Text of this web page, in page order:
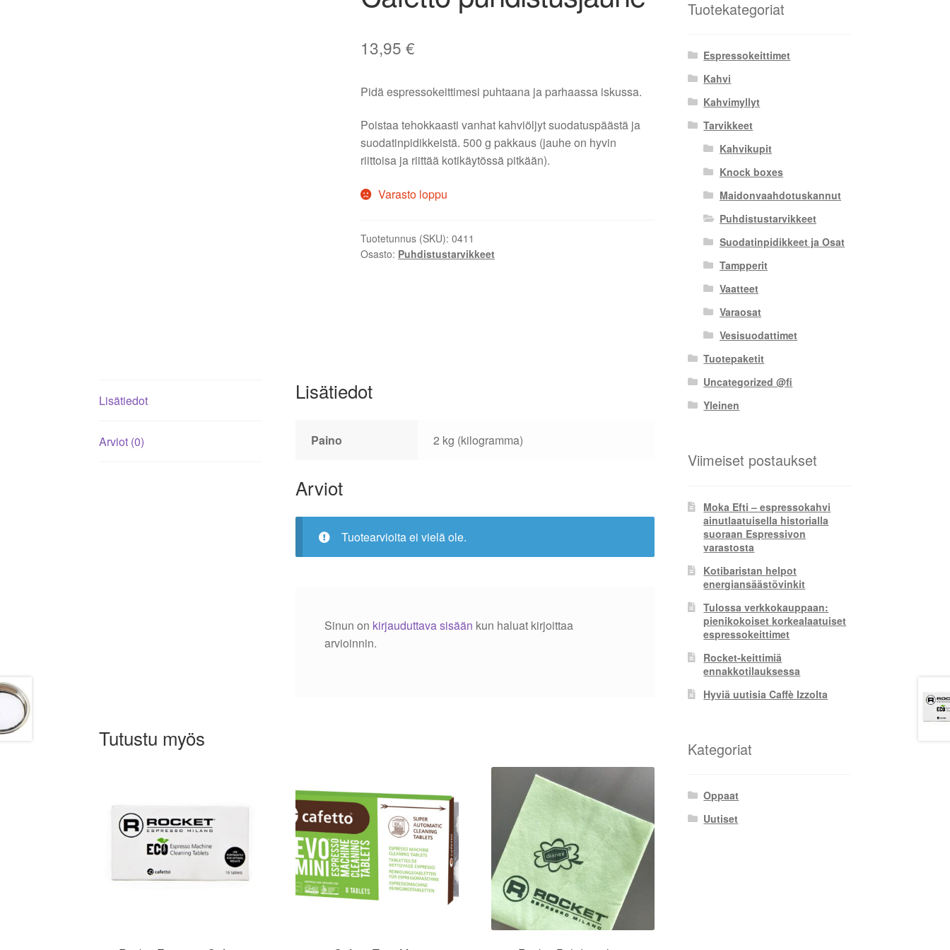
13,95€
Pidä espressokeittimesi puhtaana ja parhaassa iskussa.
Poistaa tehokkaasti vanhat kahviöljyt suodatuspäästä ja
suodatinpidikkeistä. 500 g pakkaus (jauhe on hyvin
riittoisa ja riittää kotikäytössä pitkään).
Varasto loppu
Tuotetunnus (SKU):0411
Osasto: Puhdistustarvikkeet
Lisätiedot
Arviot (0)
Lisätiedot
Paino 2 kg (kilogramma)
Arviot
Tuotearvioita ei vielä ole.
Sinun on kirjauduttava sisään kun haluat kirjoittaa
arvioinnin.
Tutustu myös
Tuotekategoriat
Espressokeittimet
Kahvi
Kahvimyllyt
Tarvikkeet
Kahvikupit
Knock boxes
Maidonvaahdotuskannut
Puhdistustarvikkeet
Suodatinpidikkeet ja Osat
Tampperit
Vaatteet
Varaosat
Vesisuodattimet
Tuotepaketit
Uncategorized @fi
Yleinen
Viimeiset postaukset
Moka Efti – espressokahvi
ainutlaatuisella historialla
suoraan Espressivon
varastosta
Kotibaristan helpot
energiansäästövinkit
Tulossa verkkokauppaan:
pienikokoiset korkealaatuiset
espressokeittimet
Rocket-keittimiä
ennakkotilauksessa
Hyviä uutisia Caffè Izzolta
Kategoriat
Oppaat
Uutiset